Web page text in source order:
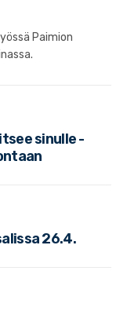
Paimion
sinulle -
26.4.